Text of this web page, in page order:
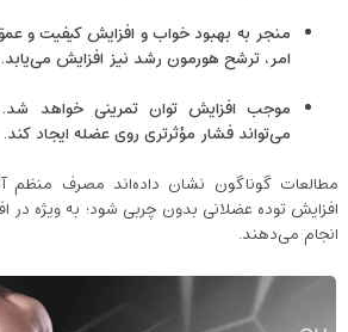
منجر به بهبود خواب و افزایش کیفیت و
امر، ترشح هورمون رشد نیز افزایش می‌یابد.
موجب افزایش توان تمرینی خواهد
می‌تواند فشار مؤثرتری روی عضله ایجاد کند.
مطالعات گوناگون نشان داده‌اند مصرف منظم
افزایش توده عضلانی بدون چربی شود؛ به ‌ویژه در
انجام می‌دهند.